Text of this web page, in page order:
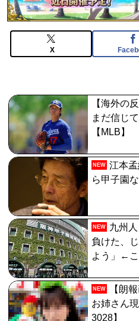
ジル・ド・レェ強化みんな
【FGO】金時といい勝負。
んなの反応まとめ
【FGO】グランドみんな金
X
【海外の
まだ信じ
【MLB】
NEW 江本
ら甲子園
NEW
九州
負けた、
よう」←
NEW
【朗
お姉さん
3028】